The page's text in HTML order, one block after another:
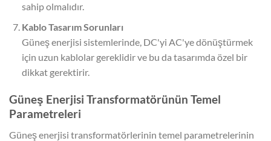
sahip olmalıdır.
Kablo Tasarım Sorunları
Güneş enerjisi sistemlerinde, DC'yi AC'ye dönüştürmek
için uzun kablolar gereklidir ve bu da tasarımda özel bir
dikkat gerektirir.
Güneş Enerjisi Transformatörünün Temel
Parametreleri
Güneş enerjisi transformatörlerinin temel parametrelerinin